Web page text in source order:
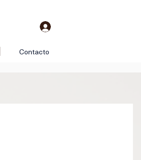
Contacto